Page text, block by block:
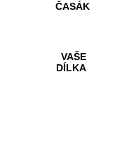
ČASÁK
VAŠE
DÍLKA